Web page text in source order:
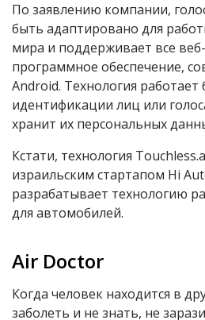
По заявлению компании,
быть адаптировано для
мира и поддерживает все
программное обеспечение,
Android. Технология работает
идентификации лиц или
хранит их персональных
Кстати, технология
израильским стартапом Hi
разрабатывает технологию
для автомобилей.
Air Doctor
Когда человек находится в
заболеть и не знать, не